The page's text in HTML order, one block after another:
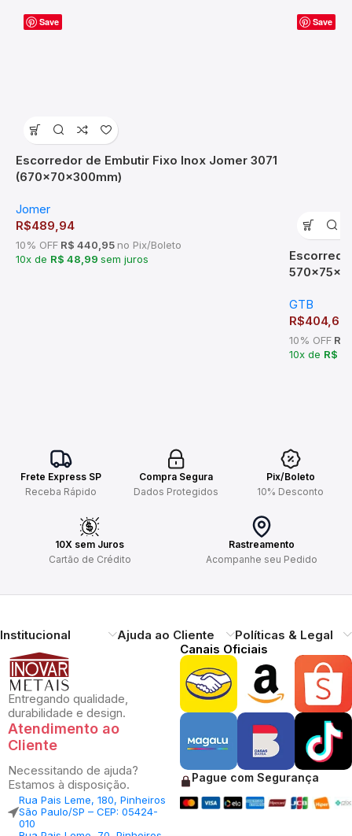
Save
Escorredor de Embutir Fixo Inox Jomer 3071
(670x70x300mm)
Jomer
R$489,94
10% OFF R$ 440,95 no Pix/Boleto
10x de R$ 48,99 sem juros
Save
GTB
R$404,60
10% OFF R$
10x de R$
Frete Express SP
Receba Rápido
Compra Segura
Dados Protegidos
Pix/Boleto
10% Desconto
10X sem Juros
Cartão de Crédito
Rastreamento
Acompanhe seu Pedido
Institucional Ajuda ao Cliente Políticas & Legal
Entregando qualidade,
durabilidade e design.
Atendimento ao
Cliente
Necessitando de ajuda?
Estamos à disposição.
Rua Pais Leme, 180, Pinheiros
São Paulo/SP – CEP: 05424-
010
Canais Oficiais
Pague com Segurança